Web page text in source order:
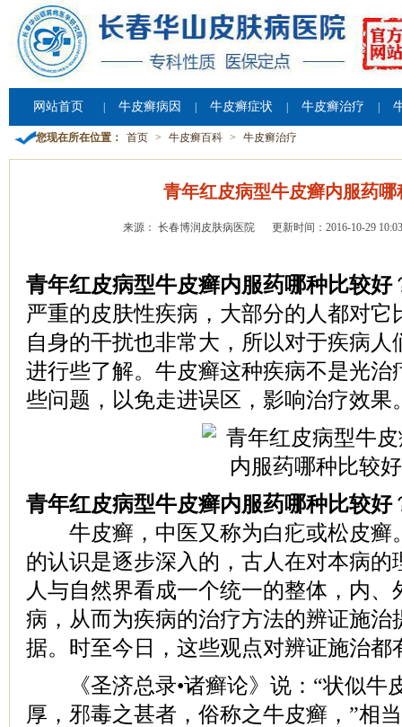
网站首页 牛皮癣病因 牛皮癣症状 牛皮癣治疗
您现在所在位置： 首页 > 牛皮癣百科 > 牛皮癣治疗
青年红皮病型牛皮癣内服药哪
来源： 长春博润皮肤病医院 更新时间：2016-10-29
青年红皮病型牛皮癣内服药哪种比较好
严重的皮肤性疾病，大部分的人都对它
自身的干扰也非常大，所以对于疾病人
进行些了解。牛皮癣这种疾病不是光治
些问题，以免走进误区，影响治疗效果
青年红皮病型牛皮癣内服药哪种比较好
牛皮癣，中医又称为白疕或松皮癣
的认识是逐步深入的，古人在对本病的
人与自然界看成一个统一的整体，内、
病，从而为疾病的治疗方法的辨证施治
据。时至今日，这些观点对辨证施治都
《圣济总录•诸癣论》说：“状似牛
厚，邪毒之甚者，俗称之牛皮癣，”相